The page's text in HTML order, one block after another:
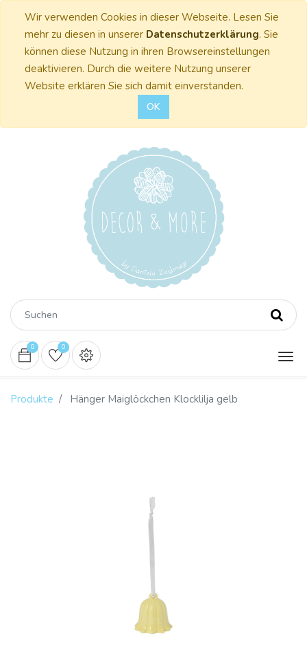
Wir verwenden Cookies in dieser Webseite. Lesen Sie
mehr zu diesen in unserer Datenschutzerklärung. Sie
können diese Nutzung in ihren Browsereinstellungen
deaktivieren. Durch die weitere Nutzung unserer
Website erklären Sie sich damit einverstanden.
OK
0 0
Produkte Hänger Maiglöckchen Klocklilja gelb